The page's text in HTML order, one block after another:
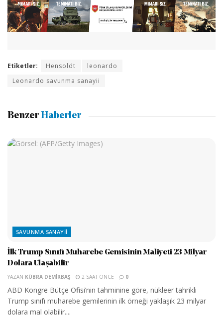
Etiketler: Hensoldt
leonardo
Leonardo savunma sanayii
Benzer Haberler
SAVUNMA SANAYII
İlk Trump Sınıfı Muharebe Gemisinin Maliyeti 23 Milyar
Dolara Ulaşabilir
YAZAN KÜBRA DEMIRBAŞ 2 SAAT ÖNCE 0
ABD Kongre Bütçe Ofisi’nin tahminine göre, nükleer tahrikli
Trump sınıfı muharebe gemilerinin ilk örneği yaklaşık 23 milyar
dolara mal olabilir....